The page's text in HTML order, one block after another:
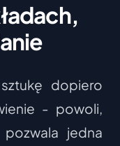
dopiero
- powoli,
jedna